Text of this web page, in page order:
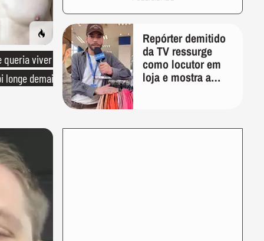
queria viver
demais
Repórter demitido
da TV ressurge
como locutor em
loja e mostra a